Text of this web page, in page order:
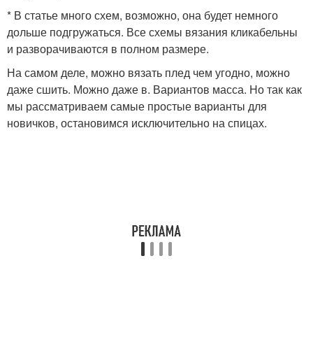
* В статье много схем, возможно, она будет немного
дольше подгружаться. Все схемы вязания кликабельны
и разворачиваются в полном размере.
На самом деле, можно вязать плед чем угодно, можно
даже сшить. Можно даже в. Вариантов масса. Но так как
мы рассматриваем самые простые варианты для
новичков, остановимся исключительно на спицах.